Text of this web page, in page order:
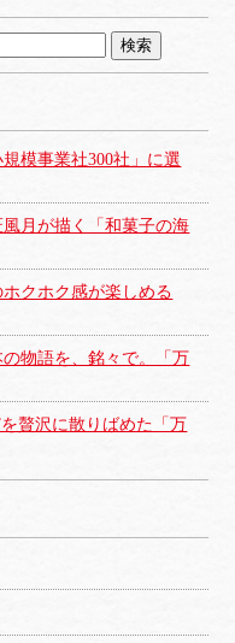
模事業社300社」に選
風月が描く「和菓子の海
クホク感が楽しめる
物語を、銘々で。「万
贅沢に散りばめた「万